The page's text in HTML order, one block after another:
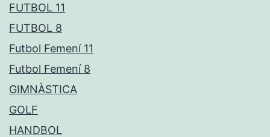
FUTBOL 11
FUTBOL 8
Futbol Femení 11
Futbol Femení 8
GIMNÀSTICA
GOLF
HANDBOL